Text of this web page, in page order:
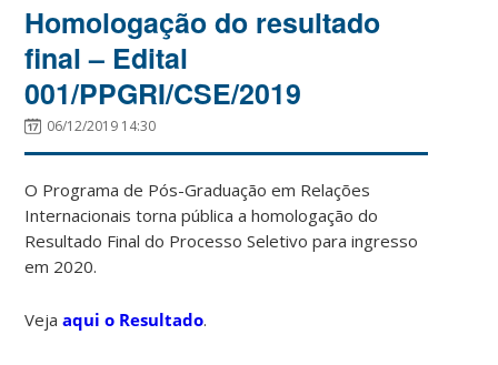
Homologação do resultado
final – Edital
001/PPGRI/CSE/2019
06/12/2019 14:30
O Programa de Pós-Graduação em Relações
Internacionais torna pública a homologação do
Resultado Final do Processo Seletivo para ingresso
em 2020.
Vejaaqui o Resultado.